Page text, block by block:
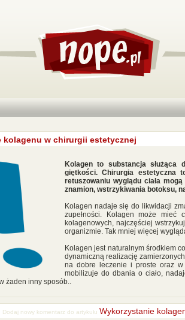
kolagenu w chirurgii estetycznej
Kolagen to substancja
giętkości. Chirurgia estetyczna
retuszowaniu wyglądu ciała
znamion, wstrzykiwania botoksu,
Kolagen nadaje się do likwidacji
zupełności. Kolagen może mieć
kolagenowych, najczęściej
organizmie. Tak mniej więcej
Kolagen jest naturalnym środkiem
dynamiczną realizację
na dobre leczenie i proste oraz w
mobilizuje do dbania o ciało,
żaden inny sposób..
Dodaj nowy komentarz do artykułu Wykorzystanie